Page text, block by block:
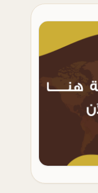
متحف موروث
الأجداد_4